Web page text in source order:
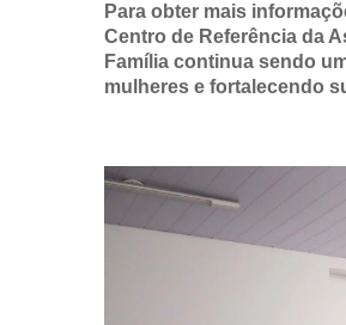
Para obter mais
Centro de Referência da
Família continua sendo
mulheres e fortalecendo